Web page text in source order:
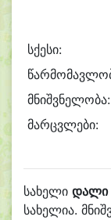
სქესი:
მნიშვნელობა:
მარცვლები:
სახელი დალი
სახელია.